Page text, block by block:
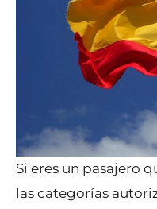
Si eres un pasajero
las categorías